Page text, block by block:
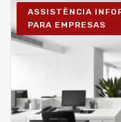
ASSISTÊNCIA
PARA EMPRESAS